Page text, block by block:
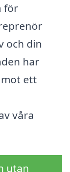
för
och din
har
ett
våra
utan